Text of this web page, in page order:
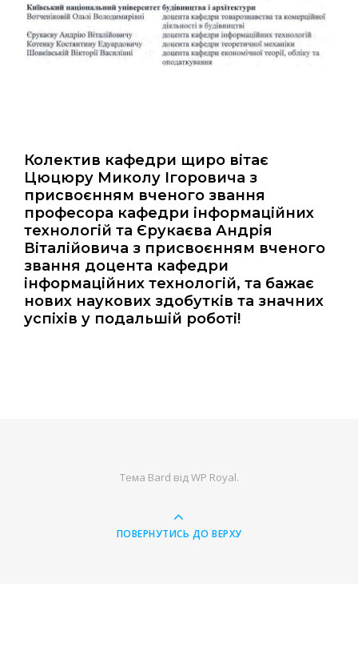
Колектив кафедри щиро вітає
Цюцюру Миколу Ігоровича з
присвоєнням вченого звання
професора кафедри інформаційних
технологій та Єрукаєва Андрія
Віталійовича з присвоєнням вченого
звання доцента кафедри
інформаційних технологій, та бажає
нових наукових здобутків та значних
успіхів у подальшій роботі!
Тема Bard відWP Royal.
ПОВЕРНУТИСЬ ДО ВЕРХУ